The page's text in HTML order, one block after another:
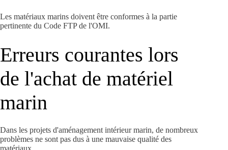
Les matériaux marins doivent être conformes à la partie
pertinente du Code FTP de l'OMI.
Erreurs courantes lors
de l'achat de matériel
marin
Dans les projets d'aménagement intérieur marin, de nombreux
problèmes ne sont pas dus à une mauvaise qualité des
matériaux.